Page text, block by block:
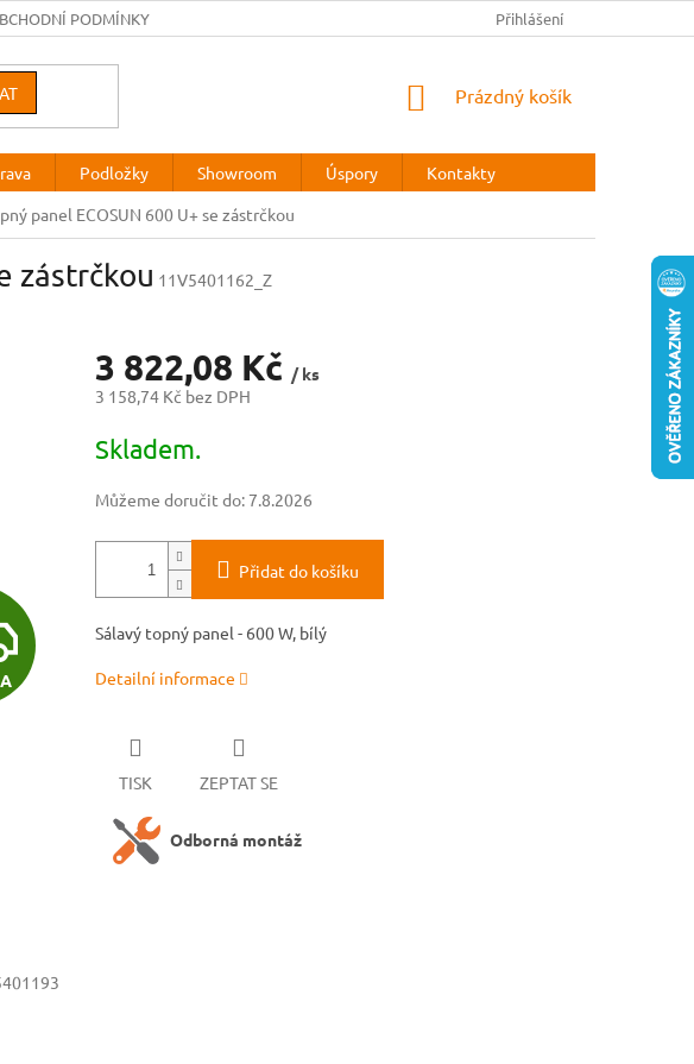
PODMÍNKY Přihlášení
NÁKUPNÍ
Prázdný košík
Podložky Showroom Úspory
Kontakty
panel ECOSUN 600 U+ se zástrčkou
zástrčkou 11V5401162_Z
Z
D
M
3 822,08 Kč / ks
3 158,74 Kč bez DPH
cena:
Skladem.
Můžeme doručit do: 7.8.2026
Přidat do košíku
Sálavý topný panel - 600 W, bílý
Detailní informace
TISK ZEPTAT SE
Odborná montáž